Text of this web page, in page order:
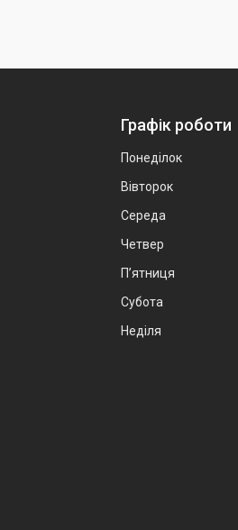
Графік роботи
Понеділок
Вівторок
Середа
Четвер
Пʼятниця
Субота
Неділя